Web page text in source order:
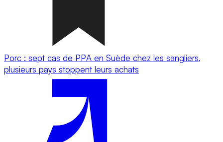
Porc : sept cas de PPA en Suède chez les sangliers,
plusieurs pays stoppent leurs achats